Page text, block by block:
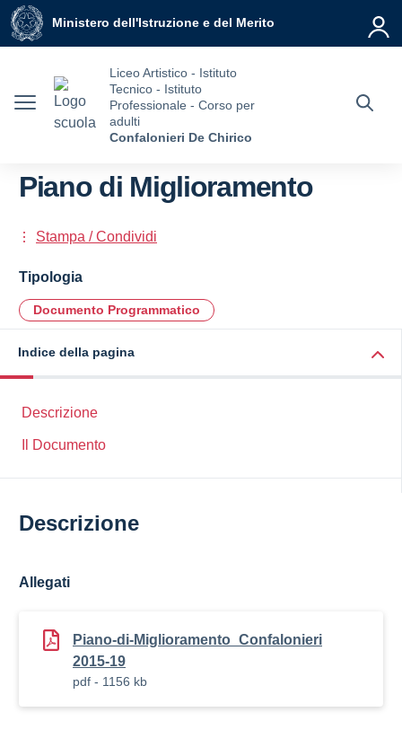
Vai ai contenuti
Vai al menu di navigazione
Vai al footer
Ministero dell'Istruzione e del Merito
Liceo Artistico - Istituto
Tecnico - Istituto
Professionale - Corso per
adulti
Confalonieri De Chirico
Piano di Miglioramento
Stampa / Condividi
Tipologia
Documento Programmatico
Indice della pagina
Descrizione
Il Documento
Descrizione
Allegati
Piano-di-Miglioramento_Confalonieri
2015-19
pdf - 1156 kb